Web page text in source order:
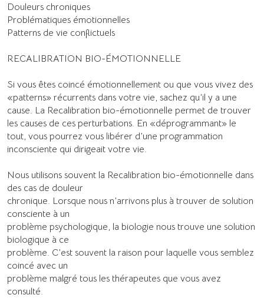
Douleurs chroniques
Problématiques émotionnelles
Patterns de vie conflictuels
RECALIBRATION BIO-ÉMOTIONNELLE
Si vous êtes coincé émotionnellement ou que vous vivez des
«patterns» récurrents dans votre vie, sachez qu’il y a une
cause. La Recalibration bio-émotionnelle permet de trouver
les causes de ces perturbations. En «déprogrammant» le
tout, vous pourrez vous libérer d’une programmation
inconsciente qui dirigeait votre vie.
Nous utilisons souvent la Recalibration bio-émotionnelle dans
des cas de douleur
chronique. Lorsque nous n’arrivons plus à trouver de solution
consciente à un
problème psychologique, la biologie nous trouve une solution
biologique à ce
problème. C’est souvent la raison pour laquelle vous semblez
coincé avec un
problème malgré tous les thérapeutes que vous avez
consulté.